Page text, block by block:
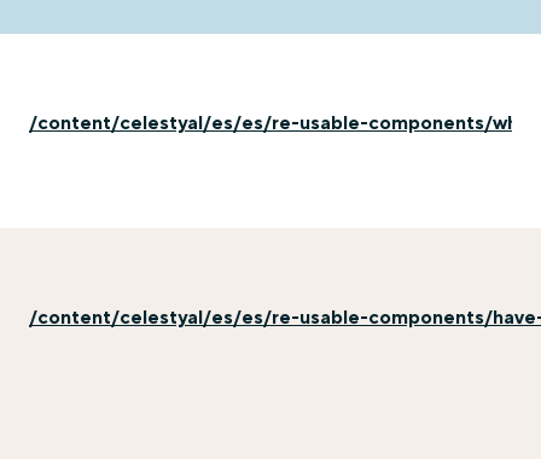
/content/celestyal/es/es/re-usable-components/
/content/celestyal/es/es/re-usable-components/